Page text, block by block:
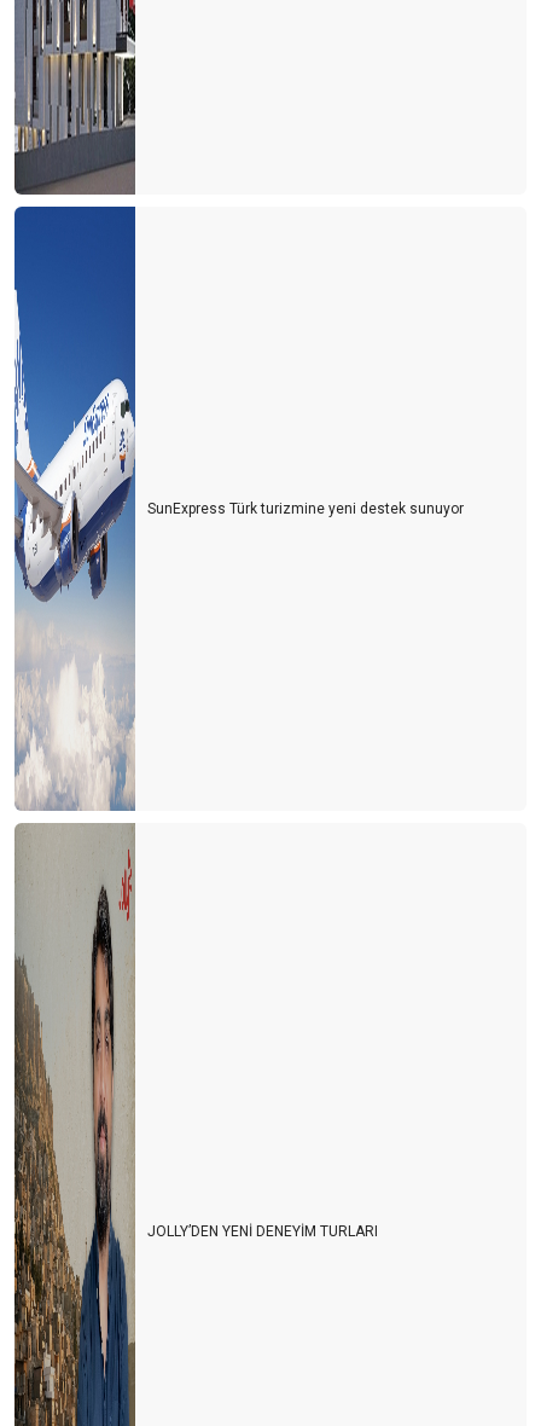
MEDYA, TURİZM YAZARI ÇALIŞTIRMALI
YENİ HAVALİMANI "TAKSİCİ HAVALİMANI"
HER ŞEY DAHİL SİSTEMİ ASLA TARTIŞILMAMALI..!
SunExpress Türk turizmine yeni destek sunuyor
JOLLY’DEN YENİ DENEYİM TURLARI